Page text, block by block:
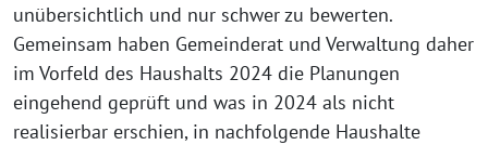
unübersichtlich und nur schwer zu bewerten.
Gemeinsam haben Gemeinderat und Verwaltung daher
im Vorfeld des Haushalts 2024 die Planungen
eingehend geprüft und was in 2024 als nicht
realisierbar erschien, in nachfolgende Haushalte